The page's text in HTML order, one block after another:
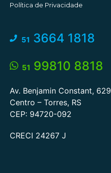
Política de Privacidade
51 3664 1818
51 99810 8818
Av. Benjamin Constant, 629
Centro – Torres, RS
CEP: 94720-092
CRECI 24267 J